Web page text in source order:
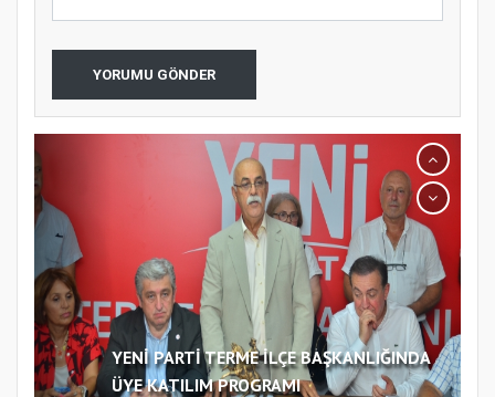
YORUMU GÖNDER
YENİ PARTİ TERME İLÇE BAŞKANLIĞINDA
ÜYE KATILIM PROGRAMI